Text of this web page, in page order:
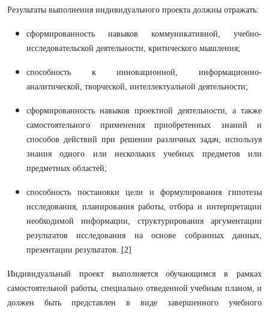
Результаты выполнения индивидуального проекта должны отражать:
сформированность навыков коммуникативной, учебно-
исследовательской деятельности, критического мышления;
способность к инновационной, информационно-
аналитической, творческой, интеллектуальной деятельности;
сформированность навыков проектной деятельности, а также
самостоятельного применения приобретенных знаний и
способов действий при решении различных задач, используя
знания одного или нескольких учебных предметов или
предметных областей;
способность постановки цели и формулирования гипотезы
исследования, планирования работы, отбора и интерпретации
необходимой информации, структурирования аргументации
результатов исследования на основе собранных данных,
презентации результатов. [2]
Индивидуальный проект выполняется обучающимся в рамках
самостоятельной работы, специально отведенной учебным планом, и
должен быть представлен в виде завершенного учебного